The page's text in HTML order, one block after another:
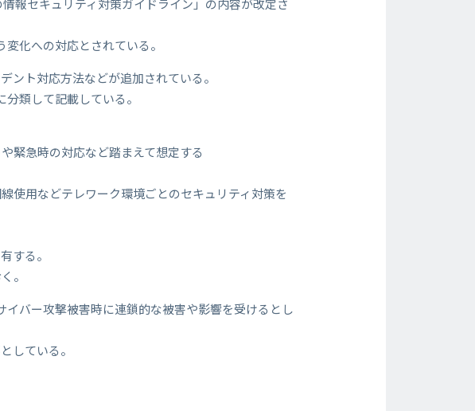
報セキュリティ対策ガイドライン」の内容が改定さ
化への対応とされている。
ント対応方法などが追加されている。
類して記載している。
緊急時の対応など踏まえて想定する
使用などテレワーク環境ごとのセキュリティ対策を
する。
。
バー攻撃被害時に連鎖的な被害や影響を受けるとし
している。